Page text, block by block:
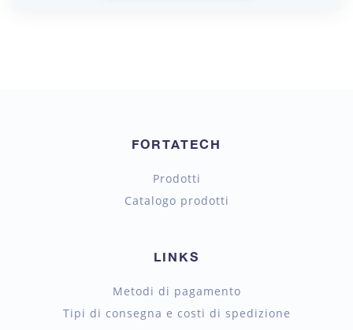
FORTATECH
Prodotti
Catalogo prodotti
LINKS
Metodi di pagamento
Tipi di consegna e costi di spedizione